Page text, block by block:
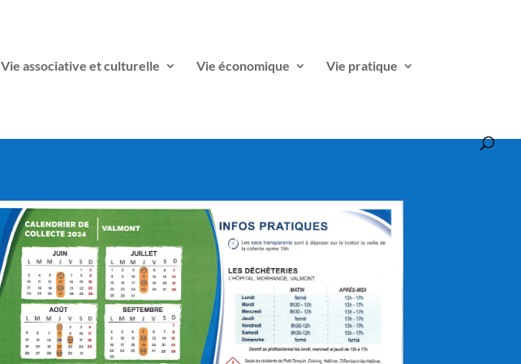
Vie associative et culturelle Vie économique Vie pratique